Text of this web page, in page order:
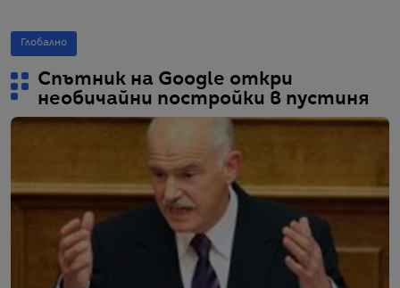
Глобално
Спътник на Google откри
необичайни постройки в пустиня